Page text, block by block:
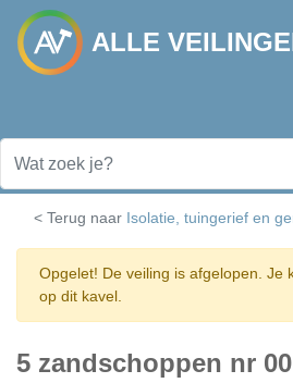
ALLE
< Terug naar Isolatie, tuingerief en
Opgelet! De veiling is afgelopen. Je
op dit kavel.
5 zandschoppen nr 00